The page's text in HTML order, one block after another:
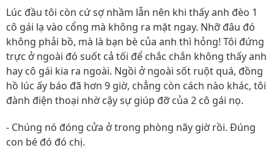
Lúc đầu tôi còn cứ sợ nhầm lẫn nên khi thấy anh đèo 1
cô gái lạ vào cổng mà không ra mặt ngay. Nhỡ đâu đó
không phải bồ, mà là bạn bè của anh thì hỏng! Tôi đứng
trực ở ngoài đó suốt cả tối để chắc chắn không thấy anh
hay cô gái kia ra ngoài. Ngồi ở ngoài sốt ruột quá, đồng
hồ lúc ấy báo đã hơn 9 giờ, chẳng còn cách nào khác, tôi
đành điện thoại nhờ cậy sự giúp đỡ của 2 cô gái nọ.
- Chúng nó đóng cửa ở trong phòng nãy giờ rồi. Đúng
con bé đó đó chị.